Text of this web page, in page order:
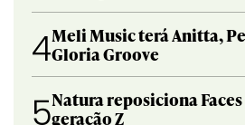
4Meli Music terá Anitta,
Gloria Groove
5Natura reposiciona
geração Z